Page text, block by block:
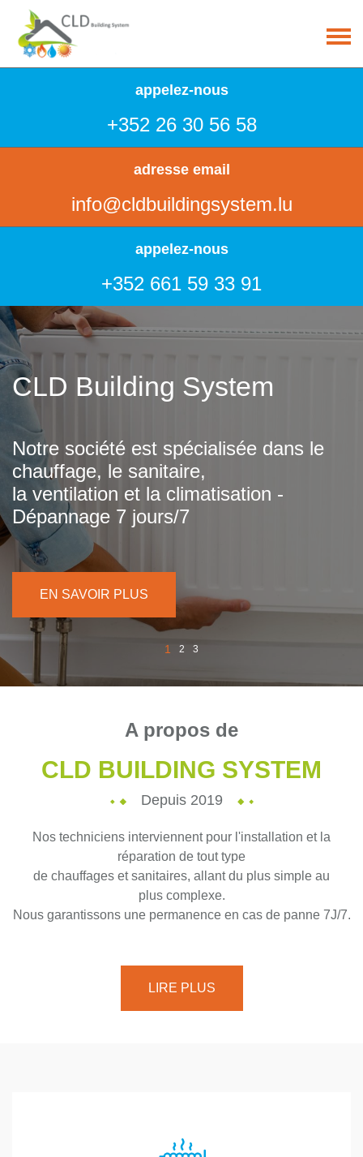
appelez-nous
+352 26 30 56 58
adresse email
info@cldbuildingsystem.lu
appelez-nous
+352 661 59 33 91
1 2 3
CLD Building System
Notre société est spécialisée dans le
chauffage, le sanitaire,
la ventilation et la climatisation -
Dépannage 7 jours/7
EN SAVOIR PLUS
A propos de
CLD BUILDING SYSTEM
Depuis 2019
Nos techniciens interviennent pour l'installation et la
réparation de tout type
de chauffages et sanitaires, allant du plus simple au
plus complexe.
Nous garantissons une permanence en cas de panne 7J/7.
LIRE PLUS